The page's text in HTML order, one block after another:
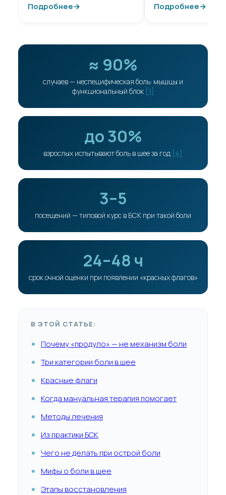
Подробнее→ Подробнее→
≈ 90%
случаев — неспецифическая боль: мышцы и
функциональный блок [1]
до 30%
взрослых испытывают боль в шее за год [4]
3–5
посещений — типовой курс в БСК при такой боли
24–48 ч
срок очной оценки при появлении «красных флагов»
В ЭТОЙ СТАТЬЕ:
Почему «продуло» — не механизм боли
Три категории боли в шее
Красные флаги
Когда мануальная терапия помогает
Методы лечения
Из практики БСК
Чего не делать при острой боли
Мифы о боли в шее
Этапы восстановления